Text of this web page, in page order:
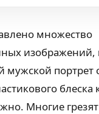
множество
изображений,
мужской портрет
блеска
Многие